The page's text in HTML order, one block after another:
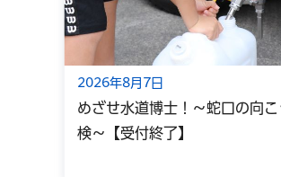
2026年8月7日
めざせ水道博士！～蛇口の向
検～【受付終了】